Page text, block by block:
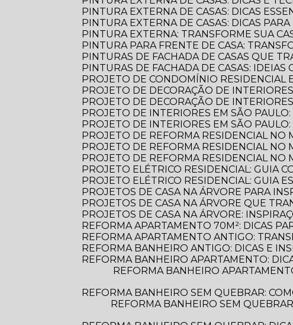
PINTURA EXTERNA DE CASAS: DICAS
PINTURA EXTERNA DE CASAS: DICAS
PINTURA EXTERNA: TRANSFORME SUA
PINTURA PARA FRENTE DE CASA:
PINTURAS DE FACHADA DE CASAS QUE
PINTURAS DE FACHADA DE CASAS:
PROJETO DE CONDOMÍNIO RESIDENCIAL
PROJETO DE DECORAÇÃO DE
PROJETO DE DECORAÇÃO DE
PROJETO DE INTERIORES EM SÃO
PROJETO DE INTERIORES EM SÃO
PROJETO DE REFORMA RESIDENCIAL
PROJETO DE REFORMA RESIDENCIAL
PROJETO DE REFORMA RESIDENCIAL
PROJETO ELÉTRICO RESIDENCIAL: GUIA
PROJETO ELÉTRICO RESIDENCIAL: GUIA
PROJETOS DE CASA NA ÁRVORE PARA
PROJETOS DE CASA NA ÁRVORE QUE
PROJETOS DE CASA NA ÁRVORE:
REFORMA APARTAMENTO 70M²: DICAS
REFORMA APARTAMENTO ANTIGO:
REFORMA BANHEIRO ANTIGO: DICAS E
REFORMA BANHEIRO APARTAMENTO:
REFORMA BANHEIRO APARTAMENTO: DICAS ESSENCIAIS PARA TRANSFORMAR SEU ESPAÇO COM ESTILO E
REFORMA BANHEIRO SEM QUEBRAR:
REFORMA BANHEIRO SEM QUEBRAR: DESCUBRA COMO TRANSFORMAR SEU ESPAÇO DE FORMA PRÁTICA E